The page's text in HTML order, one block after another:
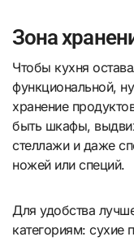
Зона
Чтобы кухня
функциональной,
хранение
быть шкафы,
стеллажи и даже
ножей или специй.
Для удобства
категориям: